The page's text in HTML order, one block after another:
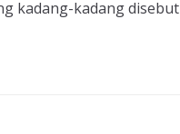
kadang-kadang disebut